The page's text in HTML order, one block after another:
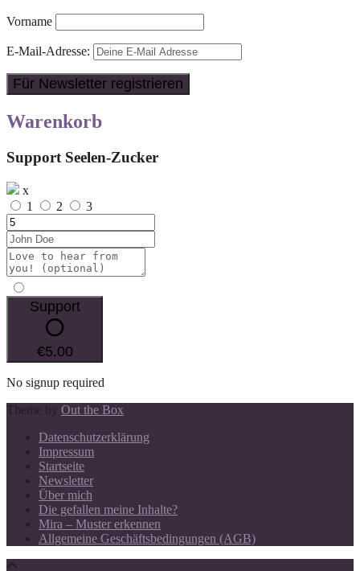
Vorname
E-Mail-Adresse:
Warenkorb
Support Seelen-Zucker
x
1
2 3
Support
€5.00
No signup required
Theme by Out the Box
Datenschutzerklärung
Impressum
Startseite
Newsletter
Über mich
Die gefallen meine Inhalte?
Mira – Muster erkennen
Allgemeine Geschäftsbedingungen (AGB)